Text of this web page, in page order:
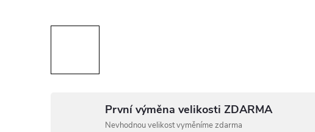
První výměna velikosti ZDARMA
Nevhodnou velikost vyměníme zdarma